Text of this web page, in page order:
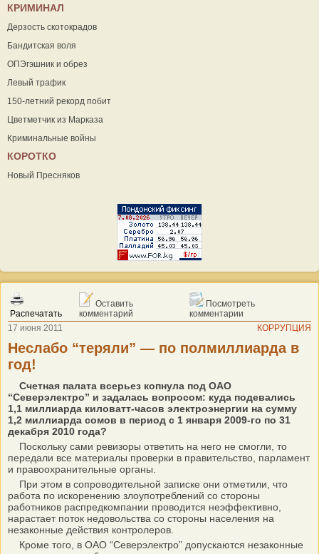
КРИМИНАЛ
Дерзость скотокрадов
Бандитская воля
ОПЭгэшник и обрез
Левый трафик
150-летний рекорд побит
Цветметчик из Марказа
Криминальные войны
КОРОТКО
Новый Пресняков
Распечатать
Оставить
комментарий
Посмотреть
комментарии
17 июня 2011
КОРРУПЦИЯ
Неслабо “теряли” — по полмиллиарда в
год!
Счетная палата всерьез копнула под ОАО
“Северэлектро” и задалась вопросом: куда подевались
1,1 миллиарда киловатт-часов электроэнергии на сумму
1,2 миллиарда сомов в период с 1 января 2009-го по 31
декабря 2010 года?
Поскольку сами ревизоры ответить на него не смогли, то
передали все материалы проверки в правительство, парламент
и правоохранительные органы.
При этом в сопроводительной записке они отметили, что
работа по искоренению злоупотреблений со стороны
работников распредкомпании проводится неэффективно,
нарастает поток недовольства со стороны населения на
незаконные действия контролеров.
Кроме того, в ОАО “Северэлектро” допускаются незаконные